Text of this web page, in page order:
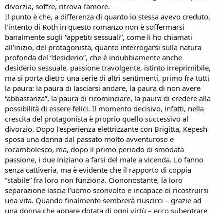
divorzia, soffre, ritrova l’amore.
Il punto è che, a differenza di quanto io stessa avevo creduto,
l’intento di Roth in questo romanzo non è soffermarsi
banalmente sugli “appetiti sessuali”, come li ho chiamati
all’inizio, del protagonista, quanto interrogarsi sulla natura
profonda del “desiderio”, che è indubbiamente anche
desiderio sessuale, passione travolgente, istinto irreprimibile,
ma si porta dietro una serie di altri sentimenti, primo fra tutti
la paura: la paura di lasciarsi andare, la paura di non avere
“abbastanza”, la paura di ricominciare, la paura di credere alla
possibilità di essere felici. Il momento decisivo, infatti, nella
crescita del protagonista è proprio quello successivo al
divorzio. Dopo l’esperienza elettrizzante con Brigitta, Kepesh
sposa una donna dal passato molto avventuroso e
rocambolesco, ma, dopo il primo periodo di smodata
passione, i due iniziano a farsi del male a vicenda. Lo fanno
senza cattiveria, ma è evidente che il rapporto di coppia
“stabile” fra loro non funziona. Ciononostante, la loro
separazione lascia l’uomo sconvolto e incapace di ricostruirsi
una vita. Quando finalmente sembrerà riuscirci – grazie ad
una donna che appare dotata di ogni virtù – ecco subentrare